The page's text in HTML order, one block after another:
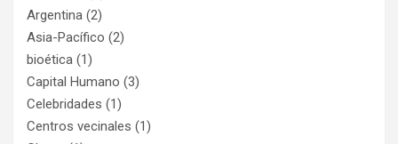
Argentina (2)
Asia-Pacífico (2)
bioética (1)
Capital Humano (3)
Celebridades (1)
Centros vecinales (1)